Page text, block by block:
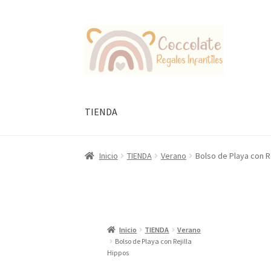
Ir
la
Ir
al
contenido
TIENDA
Inicio TIENDA Verano Bolso de Playa con
Inicio TIENDA
Verano
Bolso de Playa con Rejilla
Hippos